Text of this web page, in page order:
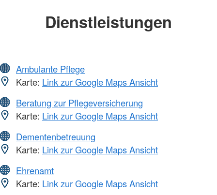
Dienstleistungen
Ambulante Pflege
Karte: Link zur Google Maps Ansicht
Beratung zur Pflegeversicherung
Karte: Link zur Google Maps Ansicht
Dementenbetreuung
Karte: Link zur Google Maps Ansicht
Ehrenamt
Karte: Link zur Google Maps Ansicht